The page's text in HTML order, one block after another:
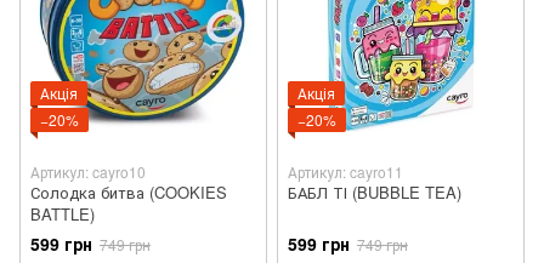
Акція
−20%
Артикул: cayro10
Солодка битва (COOKIES
BATTLE)
599 грн 749 грн
Акція
−20%
Артикул: cayro11
БАБЛ ТІ (BUBBLE TEA)
599 грн 749 грн